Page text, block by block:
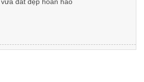
Vữa đất không VOCs - Giải pháp bề
mặt cho không gian chữa lành